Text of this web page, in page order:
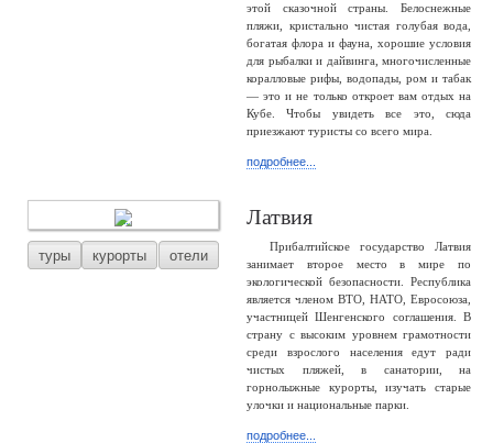
этой сказочной страны. Белоснежные
пляжи, кристально чистая голубая вода,
богатая флора и фауна, хорошие условия
для рыбалки и дайвинга, многочисленные
коралловые рифы, водопады, ром и табак
— это и не только откроет вам отдых на
Кубе. Чтобы увидеть все это, сюда
приезжают туристы со всего мира.
подробнее...
туры курорты отели
Латвия
Прибалтийское государство Латвия
занимает второе место в мире по
экологической безопасности. Республика
является членом ВТО, НАТО, Евросоюза,
участницей Шенгенского соглашения. В
страну с высоким уровнем грамотности
среди взрослого населения едут ради
чистых пляжей, в санатории, на
горнолыжные курорты, изучать старые
улочки и национальные парки.
подробнее...